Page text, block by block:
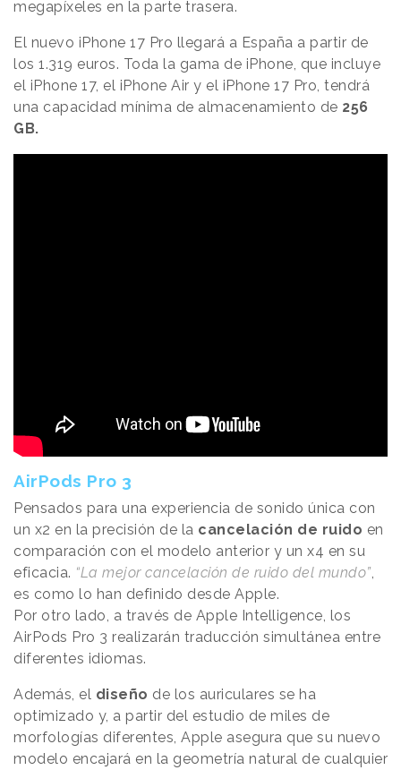
megapíxeles en la parte trasera.
El nuevo iPhone 17 Pro llegará a España a partir de
los 1.319 euros. Toda la gama de iPhone, que incluye
el iPhone 17, el iPhone Air y el iPhone 17 Pro, tendrá
una capacidad mínima de almacenamiento de 256
GB.
AirPods Pro 3
Pensados para una experiencia de sonido única con
un x2 en la precisión de la cancelación de ruido en
comparación con el modelo anterior y un x4 en su
eficacia. “La mejor cancelación de ruido del mundo”,
es como lo han definido desde Apple.
Por otro lado, a través de Apple Intelligence, los
AirPods Pro 3 realizarán traducción simultánea entre
diferentes idiomas.
Además, el diseño de los auriculares se ha
optimizado y, a partir del estudio de miles de
morfologías diferentes, Apple asegura que su nuevo
modelo encajará en la geometría natural de cualquier